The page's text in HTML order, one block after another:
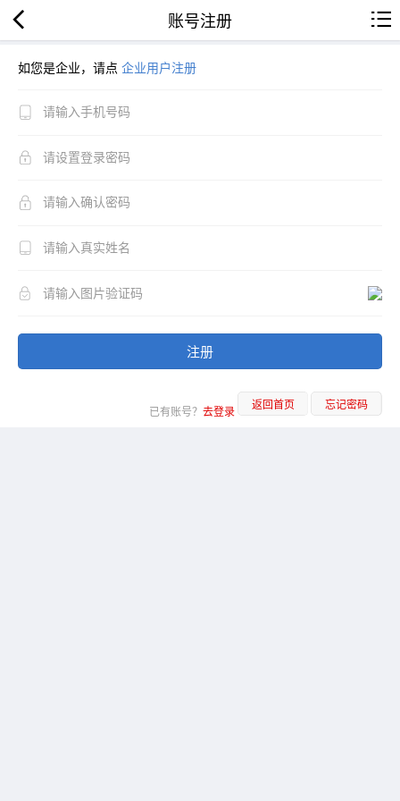
账号注册
如您是企业，请点 企业用户注册
注册
已有账号？ 去登录 返回首页 忘记密码